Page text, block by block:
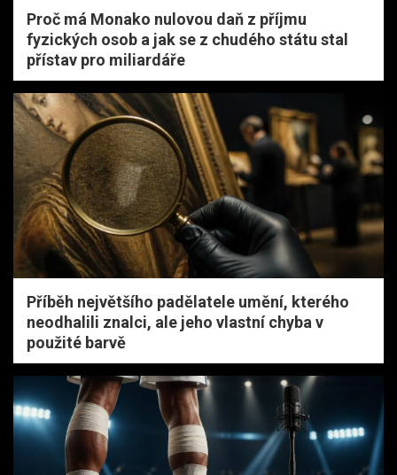
Proč má Monako nulovou daň z příjmu
fyzických osob a jak se z chudého státu stal
přístav pro miliardáře
Příběh největšího padělatele umění, kterého
neodhalili znalci, ale jeho vlastní chyba v
použité barvě